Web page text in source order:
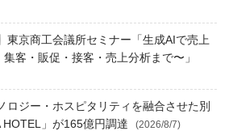
東京商工会議所セミナー「生成AIで売上
客・販促・接客・売上分析まで〜」
ロジー・ホスピタリティを融合させた別
」が165億円調達
(2026/8/7)